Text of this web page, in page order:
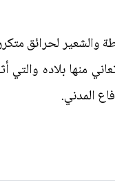
لحرائق
منها بلاده والتي